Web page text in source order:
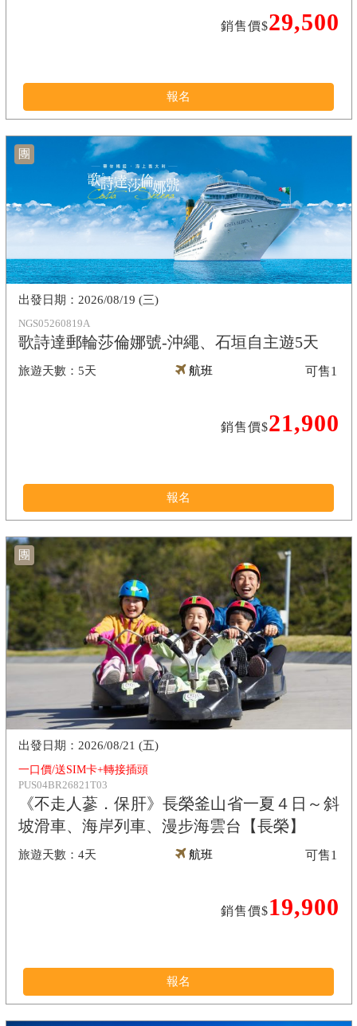
銷售價$29,500
報名
團
NGS05260819A
歌詩達郵輪莎倫娜號-沖繩、石垣自主遊5天
5天
2026/08/19 (三)
航班
銷售價$21,900
可售1
報名
團
一口價/送SIM卡+轉接插頭
PUS04BR26821T03
《不走人蔘．保肝》長榮釜山省一夏４日～斜
坡滑車、海岸列車、漫步海雲台【長榮】
4天
2026/08/21 (五)
航班
銷售價$19,900
可售1
報名